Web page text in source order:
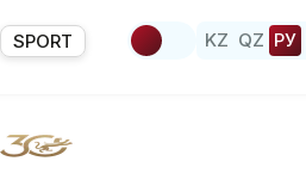
SPORT KZ QZ РУ